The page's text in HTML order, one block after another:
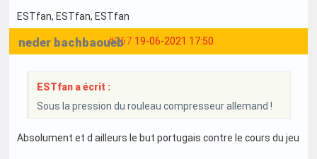
ESTfan, ESTfan, ESTfan
#367 19-06-2021 17:50
neder bachbaoueb
ESTfan a écrit :
Sous la pression du rouleau compresseur allemand !
Absolument et d ailleurs le but portugais contre le cours du jeu